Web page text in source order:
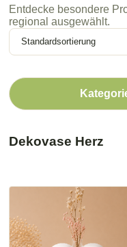
Entdecke besondere
regional ausgewählt.
Dekovase Herz